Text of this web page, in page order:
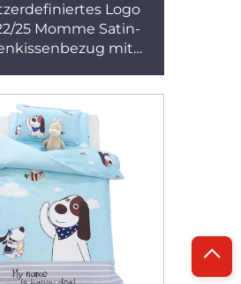
Logo
25 Momme Satin-
mit